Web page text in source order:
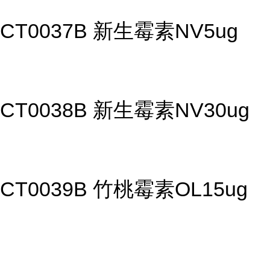
CT0037B 新生霉素NV5ug
CT0038B 新生霉素NV30ug
CT0039B 竹桃霉素OL15ug